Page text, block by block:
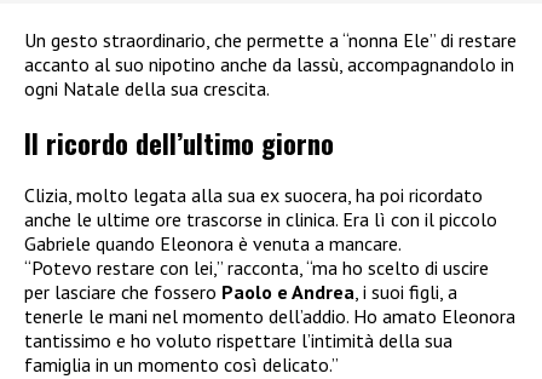
Un gesto straordinario, che permette a “nonna Ele” di restare
accanto al suo nipotino anche da lassù, accompagnandolo in
ogni Natale della sua crescita.
Il ricordo dell’ultimo giorno
Clizia, molto legata alla sua ex suocera, ha poi ricordato
anche le ultime ore trascorse in clinica. Era lì con il piccolo
Gabriele quando Eleonora è venuta a mancare.
“Potevo restare con lei,” racconta, “ma ho scelto di uscire
per lasciare che fossero Paolo e Andrea, i suoi figli, a
tenerle le mani nel momento dell’addio. Ho amato Eleonora
tantissimo e ho voluto rispettare l’intimità della sua
famiglia in un momento così delicato.”